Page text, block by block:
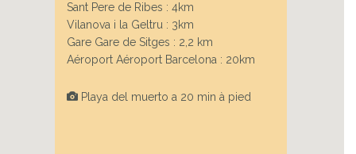
Sant Pere de Ribes : 4km
Vilanova i la Geltru : 3km
Gare Gare de Sitges : 2,2 km
Aéroport Aéroport Barcelona : 20km
Playa del muerto a 20 min à pied